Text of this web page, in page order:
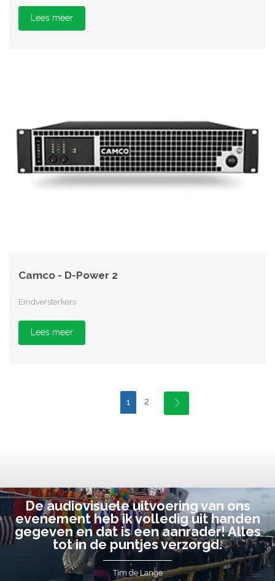
Lees meer
Camco - D-Power 2
Eindversterkers
Lees meer
1 2
De audiovisuele uitvoering van ons
evenement heb ik volledig uit handen
gegeven en dat is een aanrader! Alles
tot in de puntjes verzorgd.
Tim de Lange